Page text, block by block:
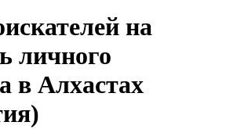
на
личного
в Алхастах